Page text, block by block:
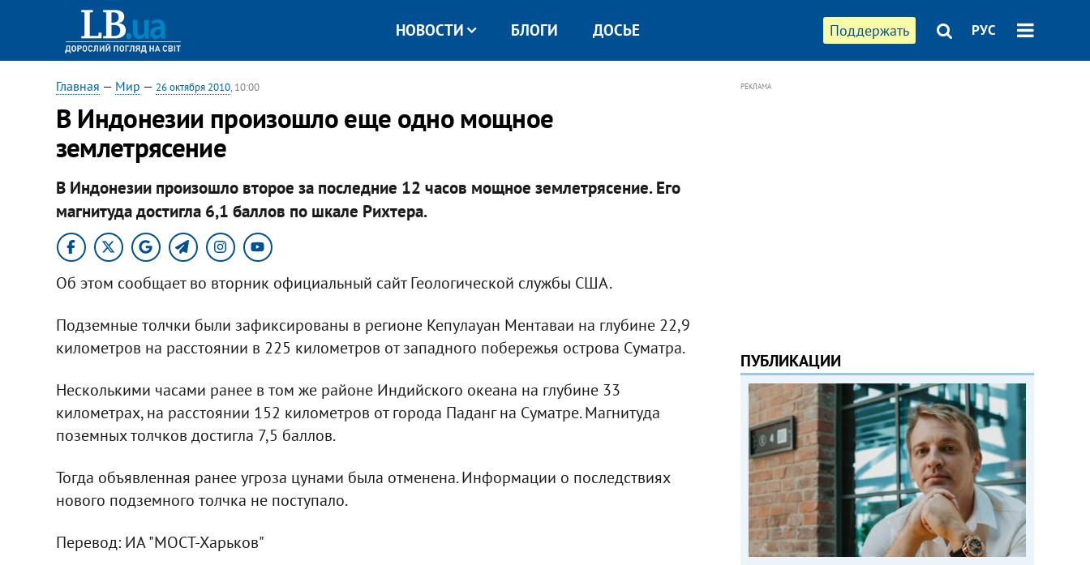
Поддержать РУС
НОВОСТИ БЛОГИ ДОСЬЕ
Главная — Мир — 26 октября 2010, 10:00
В Индонезии произошло еще одно мощное
землетрясение
В Индонезии произошло второе за последние 12 часов мощное землетрясение. Его
магнитуда достигла 6,1 баллов по шкале Рихтера.​
Об этом сообщает во вторник официальный сайт Геологической службы США.
Подземные толчки были зафиксированы в регионе Кепулауан Ментаваи на глубине 22,9
километров на расстоянии в 225 километров от западного побережья острова Суматра.
Несколькими часами ранее в том же районе Индийского океана на глубине 33
километрах, на расстоянии 152 километров от города Паданг на Суматре. Магнитуда
поземных толчков достигла 7,5 баллов.
Тогда объявленная ранее угроза цунами была отменена. Информации о последствиях
нового подземного толчка не поступало.
Перевод: ИА "МОСТ-Харьков"
РЕКЛАМА
ПУБЛИКАЦИИ